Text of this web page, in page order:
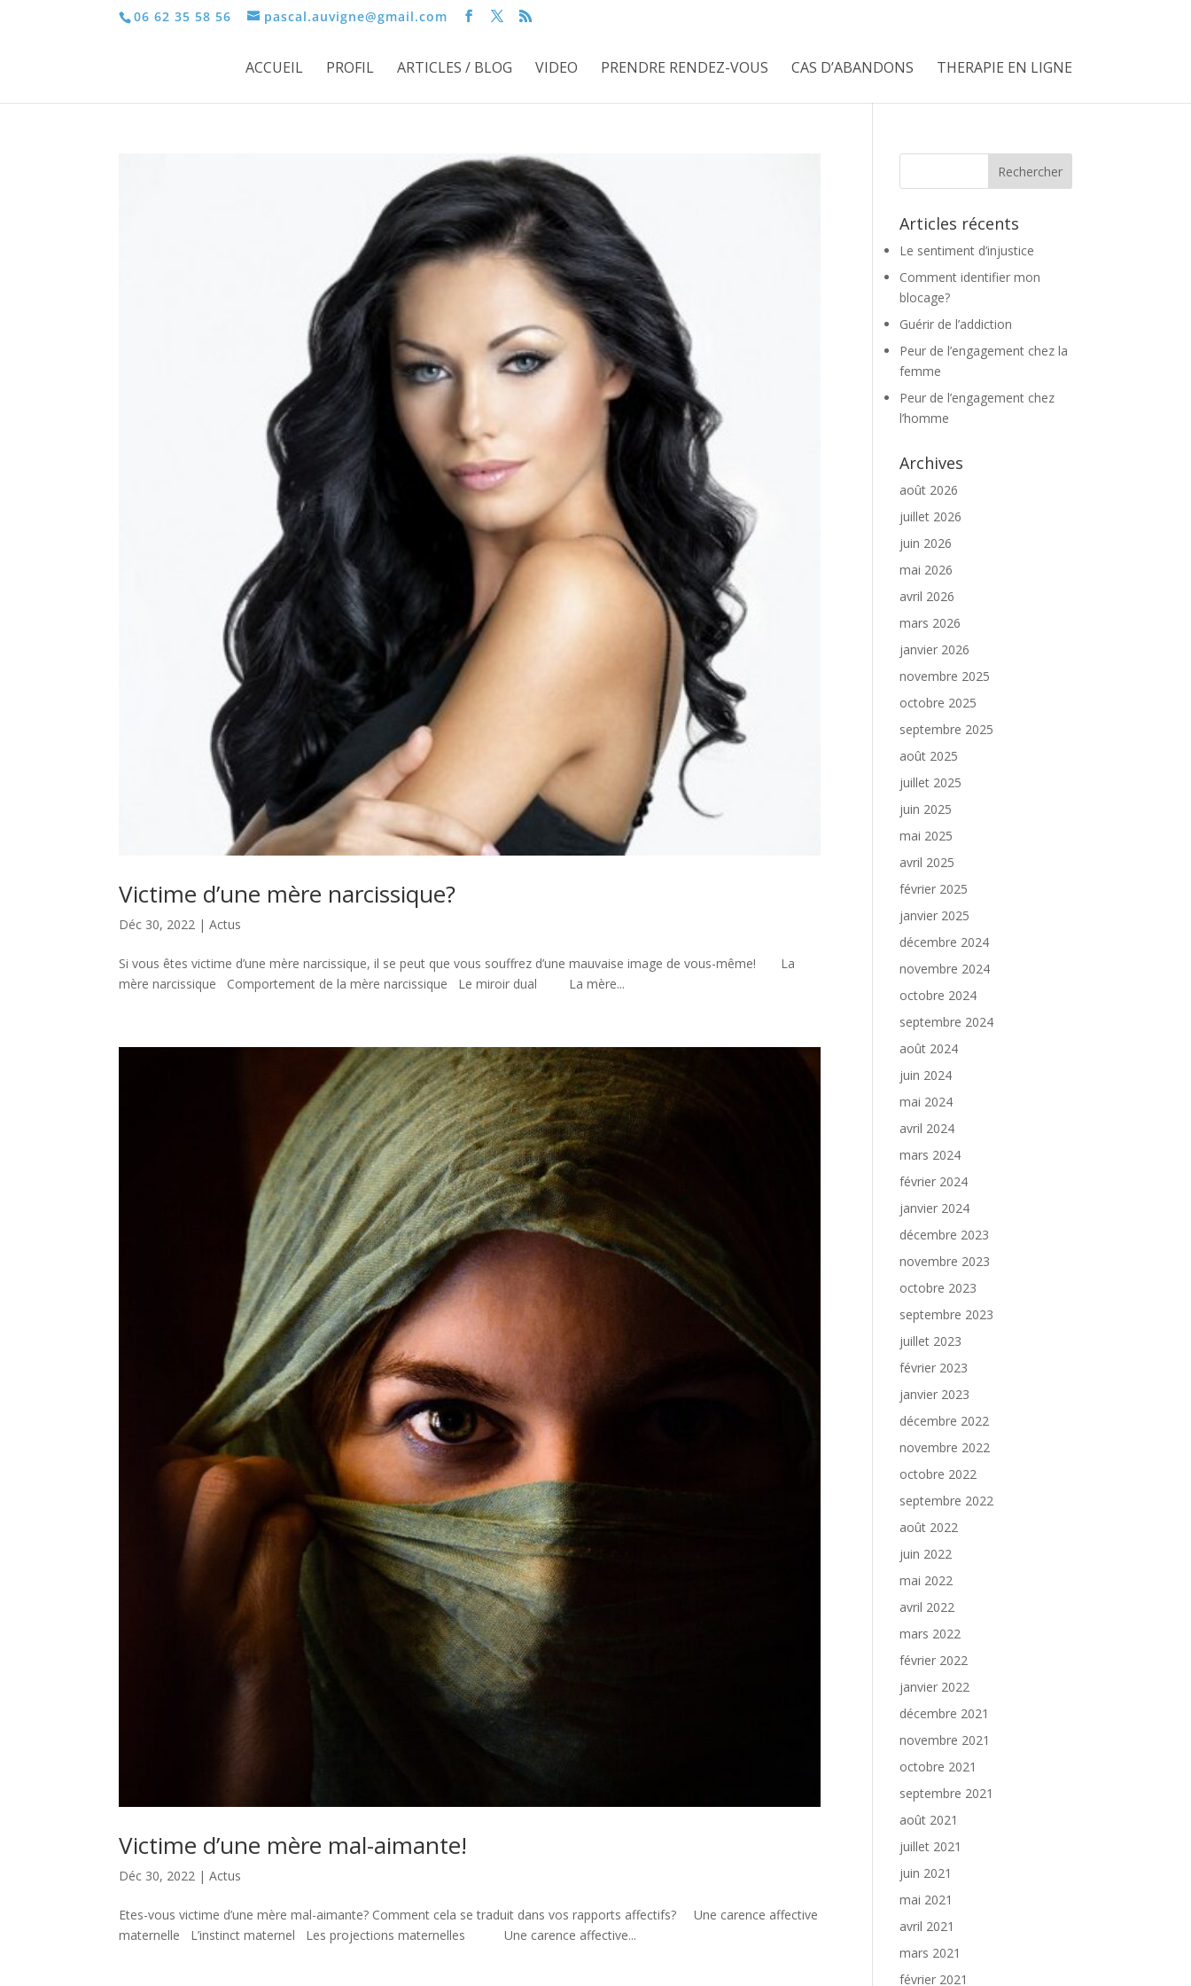
06 62 35 58 56 pascal.auvigne@gmail.com
ACCUEIL PROFIL ARTICLES / BLOG VIDEO PRENDRE RENDEZ-VOUS CAS D’ABANDONS THERAPIE EN LIGNE
Victime d’une mère narcissique?
Déc 30, 2022 |Actus
Si vous êtes victime d’une mère narcissique, il se peut que vous souffrez d’une mauvaise image de vous-même! La
mère narcissique Comportement de la mère narcissique Le miroir dual La mère...
Victime d’une mère mal-aimante!
Déc 30, 2022 |Actus
Etes-vous victime d’une mère mal-aimante? Comment cela se traduit dans vos rapports affectifs? Une carence affective
maternelle L’instinct maternel Les projections maternelles Une carence affective...
Articles récents
Le sentiment d’injustice
Comment identifier mon
blocage?
Guérir de l’addiction
Peur de l’engagement chez la
femme
Peur de l’engagement chez
l’homme
Archives
août 2026
juillet 2026
juin 2026
mai 2026
avril 2026
mars 2026
janvier 2026
novembre 2025
octobre 2025
septembre 2025
août 2025
juillet 2025
juin 2025
mai 2025
avril 2025
février 2025
janvier 2025
décembre 2024
novembre 2024
octobre 2024
septembre 2024
août 2024
juin 2024
mai 2024
avril 2024
mars 2024
février 2024
janvier 2024
décembre 2023
novembre 2023
octobre 2023
septembre 2023
juillet 2023
février 2023
janvier 2023
décembre 2022
novembre 2022
octobre 2022
septembre 2022
août 2022
juin 2022
mai 2022
avril 2022
mars 2022
février 2022
janvier 2022
décembre 2021
novembre 2021
octobre 2021
septembre 2021
août 2021
juillet 2021
juin 2021
mai 2021
avril 2021
mars 2021
février 2021